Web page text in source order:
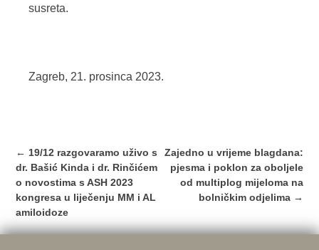
susreta.
Zagreb, 21. prosinca 2023.
Post
navigation
← 19/12 razgovaramo uživo s
dr. Bašić Kinda i dr. Rinčićem
o novostima s ASH 2023
kongresa u liječenju MM i AL
amiloidoze
Zajedno u vrijeme blagdana:
pjesma i poklon za oboljele
od multiplog mijeloma na
bolničkim odjelima →